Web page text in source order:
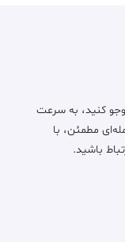
کنید، به سرعت
مطمئن، با
باشید.